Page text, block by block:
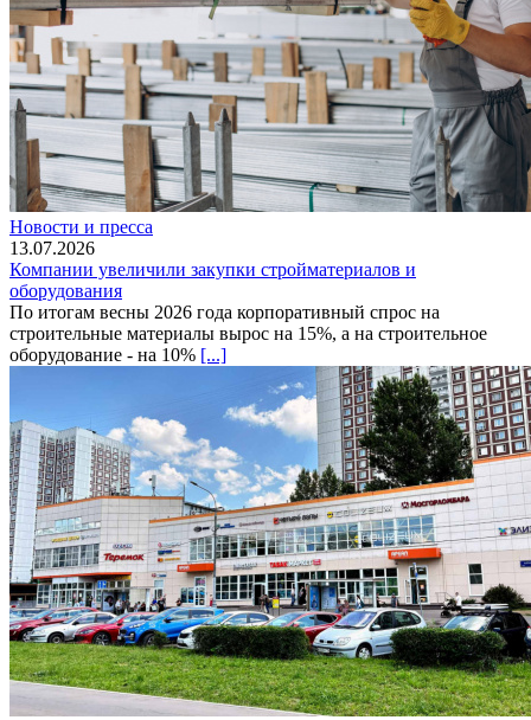
Новости и пресса
13.07.2026
Компании увеличили закупки стройматериалов и
оборудования
По итогам весны 2026 года корпоративный спрос на
строительные материалы вырос на 15%, а на строительное
оборудование - на 10% [...]